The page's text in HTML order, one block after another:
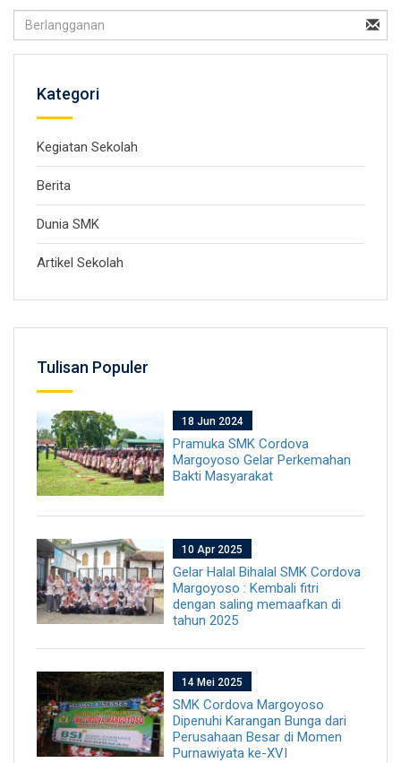
Kategori
Kegiatan Sekolah
Berita
Dunia SMK
Artikel Sekolah
Tulisan Populer
18 Jun 2024
Pramuka SMK Cordova
Margoyoso Gelar Perkemahan
Bakti Masyarakat
10 Apr 2025
Gelar Halal Bihalal SMK Cordova
Margoyoso : Kembali fitri
dengan saling memaafkan di
tahun 2025
14 Mei 2025
SMK Cordova Margoyoso
Dipenuhi Karangan Bunga dari
Perusahaan Besar di Momen
Purnawiyata ke-XVI